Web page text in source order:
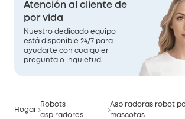
Atención al cliente de
por vida
Nuestro dedicado equipo
está disponible 24/7 para
ayudarte con cualquier
pregunta o inquietud.
Hogar
Robots
aspiradores
Aspiradoras robot
mascotas